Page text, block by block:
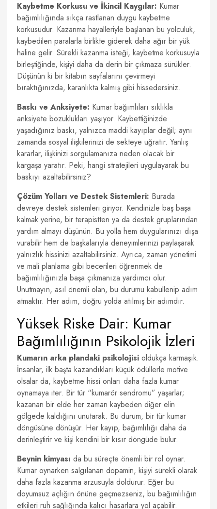
Kaybetme Korkusu ve İkincil Kaygılar: Kumar
bağımlılığında sıkça rastlanan duygu kaybetme
korkusudur. Kazanma hayalleriyle başlanan bu yolculuk,
kaybedilen paralarla birlikte giderek daha ağır bir yük
haline gelir. Sürekli kazanma isteği, kaybetme korkusuyla
birleştiğinde, kişiyi daha da derin bir çıkmaza sürükler.
Düşünün ki bir kitabın sayfalarını çevirmeyi
bıraktığınızda, karanlıkta kalmış gibi hissedersiniz.
Baskı ve Anksiyete: Kumar bağımlıları sıklıkla
anksiyete bozuklukları yaşıyor. Kaybettiğinizde
yaşadığınız baskı, yalnızca maddi kayıplar değil; aynı
zamanda sosyal ilişkilerinizi de sekteye uğratır. Yanlış
kararlar, ilişkinizi sorgulamanıza neden olacak bir
kargaşa yaratır. Peki, hangi stratejileri uygulayarak bu
baskıyı azaltabilirsiniz?
Çözüm Yolları ve Destek Sistemleri: Burada
devreye destek sistemleri giriyor. Kendinizle baş başa
kalmak yerine, bir terapistten ya da destek gruplarından
yardım almayı düşünün. Bu yolla hem duygularınızı dışa
vurabilir hem de başkalarıyla deneyimlerinizi paylaşarak
yalnızlık hissinizi azaltabilirsiniz. Ayrıca, zaman yönetimi
ve mali planlama gibi becerileri öğrenmek de
bağımlılığınızla başa çıkmanıza yardımcı olur.
Unutmayın, asıl önemli olan, bu durumu kabullenip adım
atmaktır. Her adım, doğru yolda atılmış bir adımdır.
Yüksek Riske Dair: Kumar
Bağımlılığının Psikolojik İzleri
Kumarın arka plandaki psikolojisi oldukça karmaşık.
İnsanlar, ilk başta kazandıkları küçük ödüllerle motive
olsalar da, kaybetme hissi onları daha fazla kumar
oynamaya iter. Bir tür “kumarör sendromu” yaşarlar;
kazanan bir elde her zaman kaybeden diğer elin
gölgede kaldığını unutarak. Bu durum, bir tür kumar
döngüsüne dönüşür. Her kayıp, bağımlılığı daha da
derinleştirir ve kişi kendini bir kısır döngüde bulur.
Beynin kimyası da bu süreçte önemli bir rol oynar.
Kumar oynarken salgılanan dopamin, kişiyi sürekli olarak
daha fazla kazanma arzusuyla doldurur. Eğer bu
doyumsuz açlığın önüne geçmezseniz, bu bağımlılığın
etkileri ruh sağlığında kalıcı hasarlara yol açabilir.